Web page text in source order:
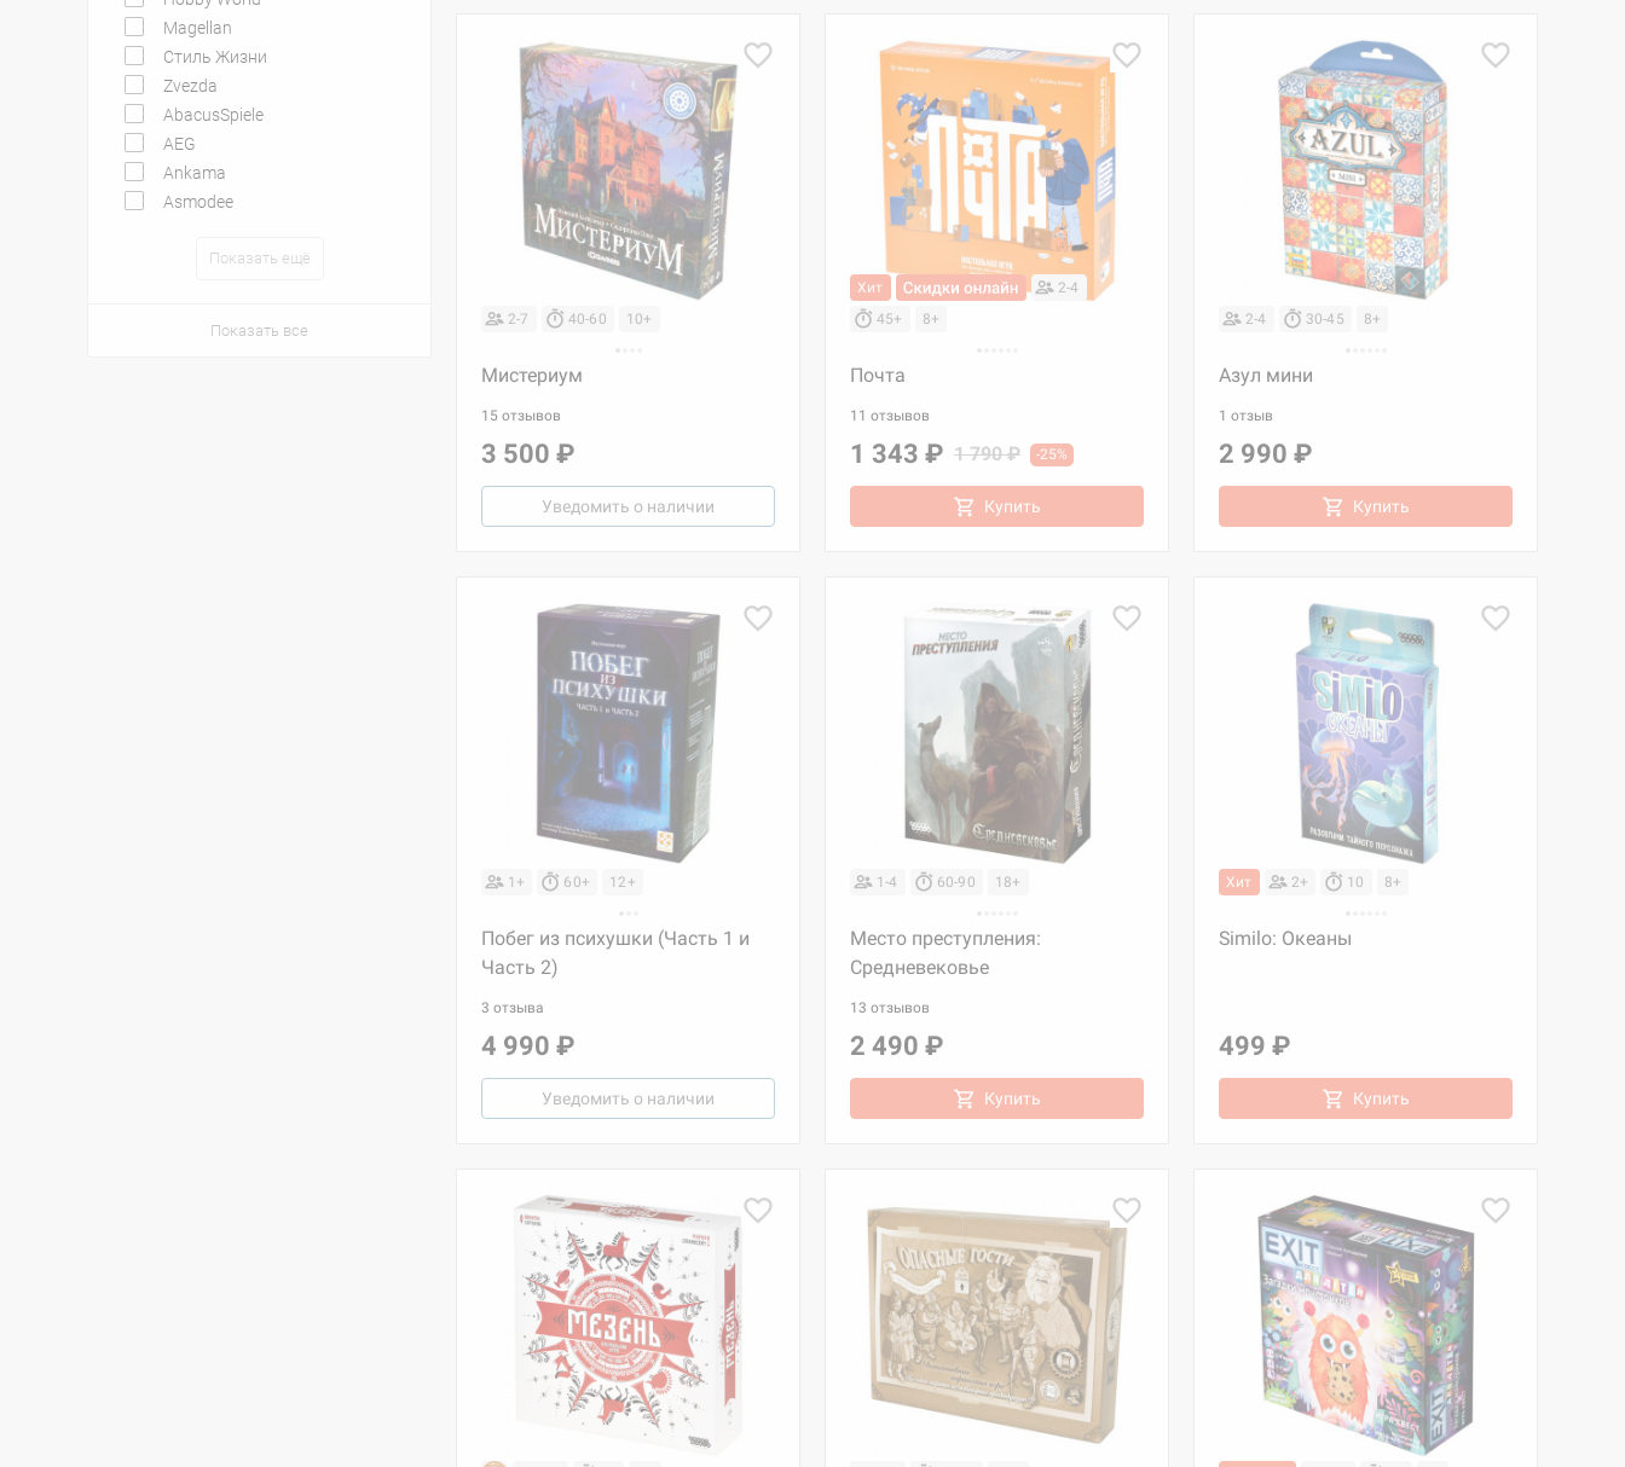
Magellan
Стиль Жизни
Zvezda
AbacusSpiele
AEG
Ankama
Asmodee
Показать ещё
Показать все
2-7 40-60 10+
Мистериум
15 отзывов
3 500 ₽
Уведомить о наличии
Хит
2-4
45+
8+
Почта
11 отзывов
1 343 ₽ 1 790 ₽ -25%
Купить
2-4 30-45 8+
Азул мини
1 отзыв
2 990 ₽
Купить
1+ 60+ 12+
Побег из психушки (Часть 1 и
Часть 2)
3 отзыва
4 990 ₽
Уведомить о наличии
1-4 60-90 18+
Место преступления:
Средневековье
13 отзывов
2 490 ₽
Купить
Хит 2+ 10 8+
Similo: Океаны
499 ₽
Купить